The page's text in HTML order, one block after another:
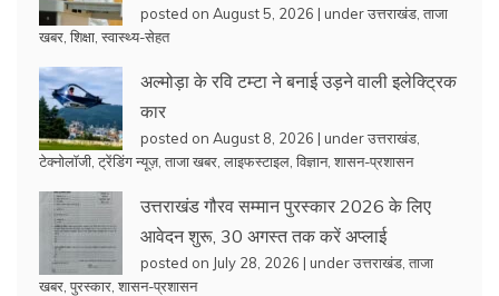
posted on August 5, 2026 | underउत्तराखंड ताजा
खबर शिक्षा स्वास्थ्य-सेहत
अल्मोड़ा के रवि टम्टा ने बनाई उड़ने वाली इलेक्ट्रिक
कार
posted on August 8, 2026 | underउत्तराखंड
टेक्नोलॉजी ट्रेंडिंग न्यूज़, ताजा खबर लाइफस्टाइल विज्ञान, शासन-प्रशासन
उत्तराखंड गौरव सम्मान पुरस्कार 2026 के लिए
आवेदन शुरू, 30 अगस्त तक करें अप्लाई
posted on July 28, 2026 | underउत्तराखंड ताजा
खबर पुरस्कार शासन-प्रशासन